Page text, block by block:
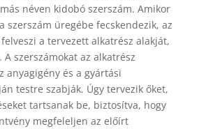
néven kidobó szerszám. Amikor
szerszám üregébe fecskendezik, az
a tervezett alkatrész alakját,
szerszámokat az alkatrész
anyagigény és a gyártási
testre szabják. Úgy tervezik őket,
tartsanak be, biztosítva, hogy
megfeleljen az előírt